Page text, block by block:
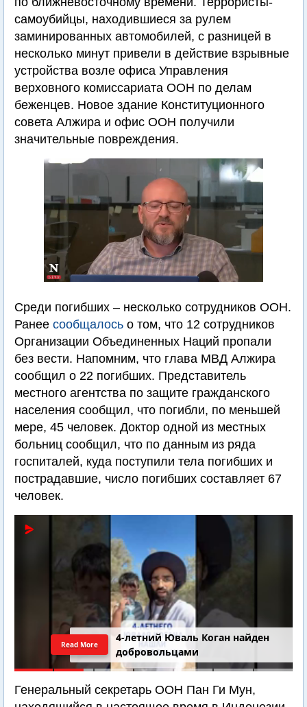
самоубийцы, находившиеся за рулем
заминированных автомобилей, с разницей в
несколько минут привели в действие взрывные
устройства возле офиса Управления
верховного комиссариата ООН по делам
беженцев. Новое здание Конституционного
совета Алжира и офис ООН получили
значительные повреждения.
Среди погибших – несколько сотрудников ООН.
Ранее сообщалось о том, что 12 сотрудников
Организации Объединенных Наций пропали
без вести. Напомним, что глава МВД Алжира
сообщил о 22 погибших. Представитель
местного агентства по защите гражданского
населения сообщил, что погибли, по меньшей
мере, 45 человек. Доктор одной из местных
больниц сообщил, что по данным из ряда
госпиталей, куда поступили тела погибших и
пострадавшие, число погибших составляет 67
человек.
4-летний Юваль Коган найден
добровольцами
Read More
Генеральный секретарь ООН Пан Ги Мун,